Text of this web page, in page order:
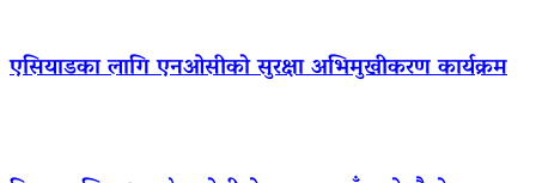
एसियाडका लागि एनओसीको सुरक्षा अभिमुखीकरण कार्यक्रम